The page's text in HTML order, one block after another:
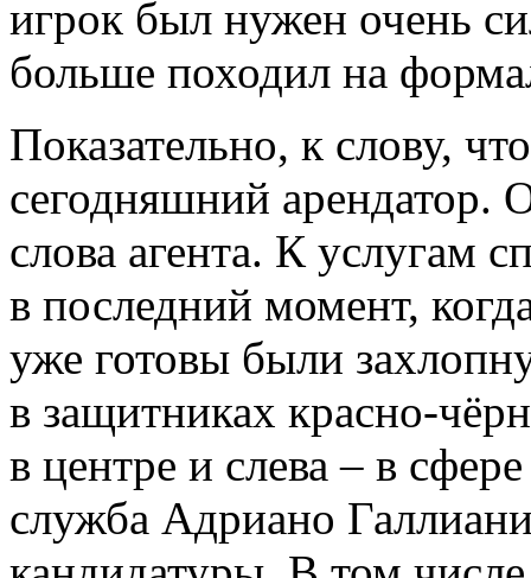
игрок был нужен очень
больше походил на
Показательно, к слову,
сегодняшний арендатор.
слова агента. К услугам
в последний момент,
уже готовы были
в защитниках красно-
в центре и слева – в
служба Адриано